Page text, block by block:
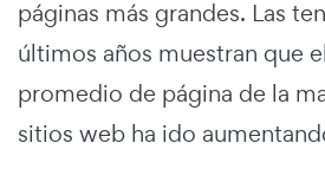
páginas más grandes. Las
últimos años muestran que
promedio de página de la
sitios web ha ido